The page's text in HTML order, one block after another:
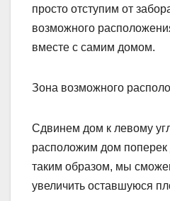
просто отступим от
возможного
вместе с самим домом.
Зона возможного
Сдвинем дом к левому
расположим дом поперек
таким образом, мы
увеличить оставшуюся